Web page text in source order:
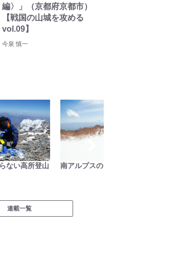
編〉」（京都府京都市）
【戦国の山城を攻める
vol.09】
今泉 慎一
ない高所登山
南アルプスの日々
連載一覧